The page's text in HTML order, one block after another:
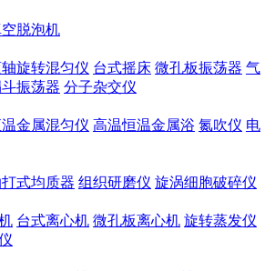
脱泡机
旋转混匀仪 台式摇床 微孔板振荡器 气
振荡器 分子杂交仪
金属混匀仪 高温恒温金属浴 氮吹仪 电
式均质器 组织研磨仪 旋涡细胞破碎仪
台式离心机 微孔板离心机 旋转蒸发仪